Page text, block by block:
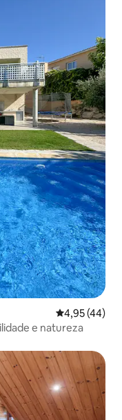
4,95 de uma
4,95 (44)
e natureza